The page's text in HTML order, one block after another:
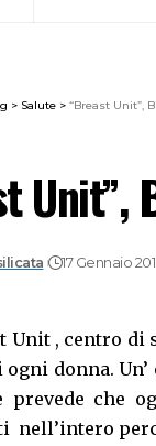
> Salute > “Breast Unit”,
Unit”,
17 Gennaio
Unit , centro
ogni donna.
prevede che
nell’intero